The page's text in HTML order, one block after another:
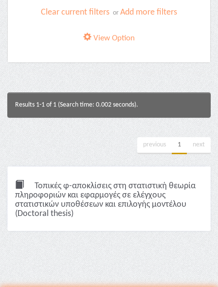
Clear current filters or Add more filters
View Option
Results 1-1 of 1 (Search time: 0.002 seconds).
previous 1 next
Τοπικές φ-αποκλίσεις στη στατιστική θεωρία
πληροφοριών και εφαρμογές σε ελέγχους
στατιστικών υποθέσεων και επιλογής μοντέλου
(Doctoral thesis)